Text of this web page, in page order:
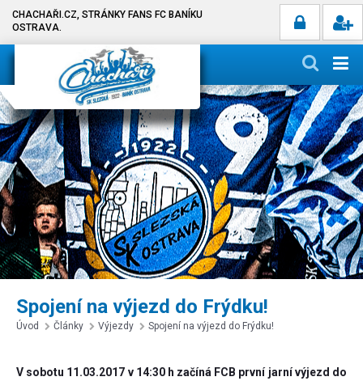
CHACHAŘI.CZ, STRÁNKY FANS FC BANÍKU
OSTRAVA.
Spojení na výjezd do Frýdku!
Úvod Články Výjezdy Spojení na výjezd do Frýdku!
V sobotu 11.03.2017 v 14:30 h začíná FCB první jarní výjezd do